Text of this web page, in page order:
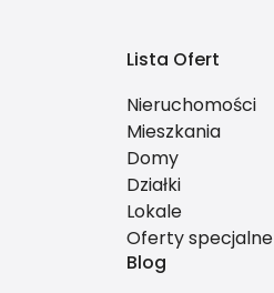
Lista Ofert
Nieruchomości
Mieszkania
Domy
Działki
Lokale
Oferty specjalne
Blog